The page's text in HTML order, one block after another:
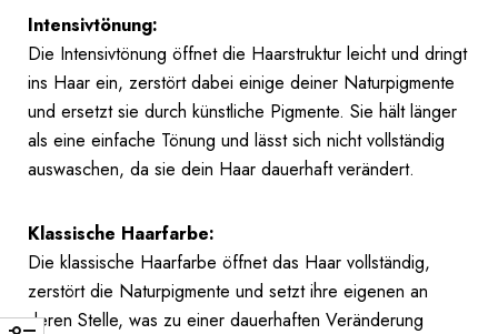
Intensivtönung:
Die Intensivtönung öffnet die Haarstruktur leicht und dringt
ins Haar ein, zerstört dabei einige deiner Naturpigmente
und ersetzt sie durch künstliche Pigmente. Sie hält länger
als eine einfache Tönung und lässt sich nicht vollständig
auswaschen, da sie dein Haar dauerhaft verändert.
Klassische Haarfarbe:
Die klassische Haarfarbe öffnet das Haar vollständig,
zerstört die Naturpigmente und setzt ihre eigenen an
deren Stelle, was zu einer dauerhaften Veränderung